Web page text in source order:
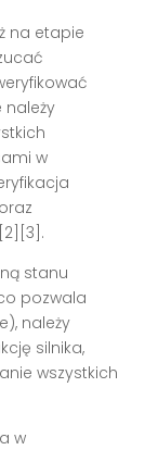
na etapie
należy
w
[2][3] .
stanu
pozwala
należy
silnika,
wszystkich
w